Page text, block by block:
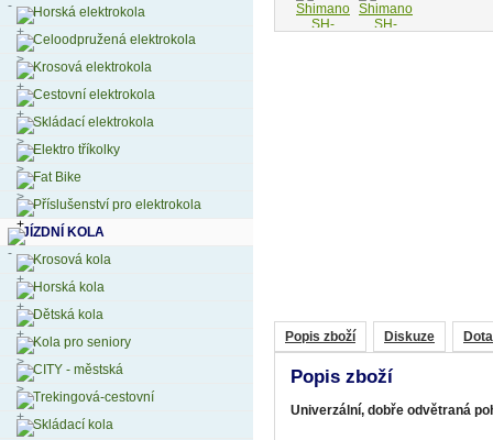
Popis zboží Diskuze
Popis zboží
Univerzální, dobře odvětraná
Horská elektrokola
Celoodpružená elektrokola
Krosová elektrokola
Cestovní elektrokola
Skládací elektrokola
Elektro tříkolky
Fat Bike
Příslušenství pro elektrokola
JÍZDNÍ KOLA
Krosová kola
Horská kola
Dětská kola
Kola pro seniory
CITY - městská
Trekingová-cestovní
Skládací kola